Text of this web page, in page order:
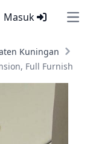
Masuk
Kuningan
Full Furnish